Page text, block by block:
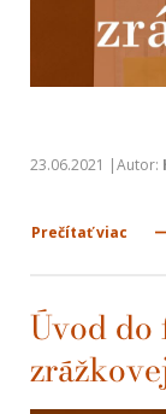
23.06.2021 |Autor:
Prečítať viac
Úvod do